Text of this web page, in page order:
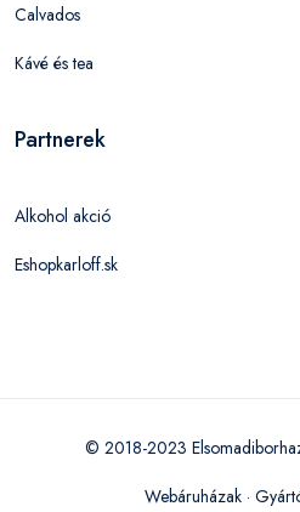
Calvados
Kávé és tea
Partnerek
Alkohol akció
Eshopkarloff.sk
© 2018-2023
Webáruházak·